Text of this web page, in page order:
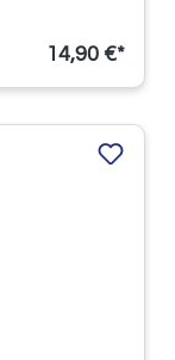
14,90 €*